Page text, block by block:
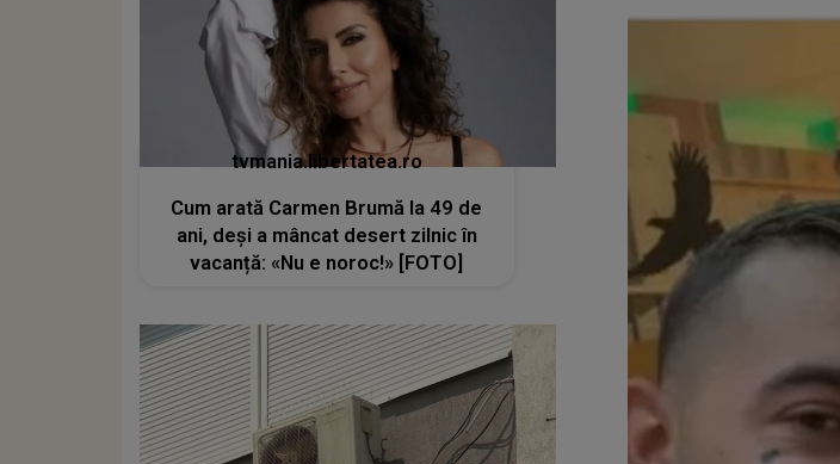
tvmania.libertatea.ro
Cum arată Carmen Brumă la 49 de
ani, deși a mâncat desert zilnic în
vacanță: «Nu e noroc!» [FOTO]